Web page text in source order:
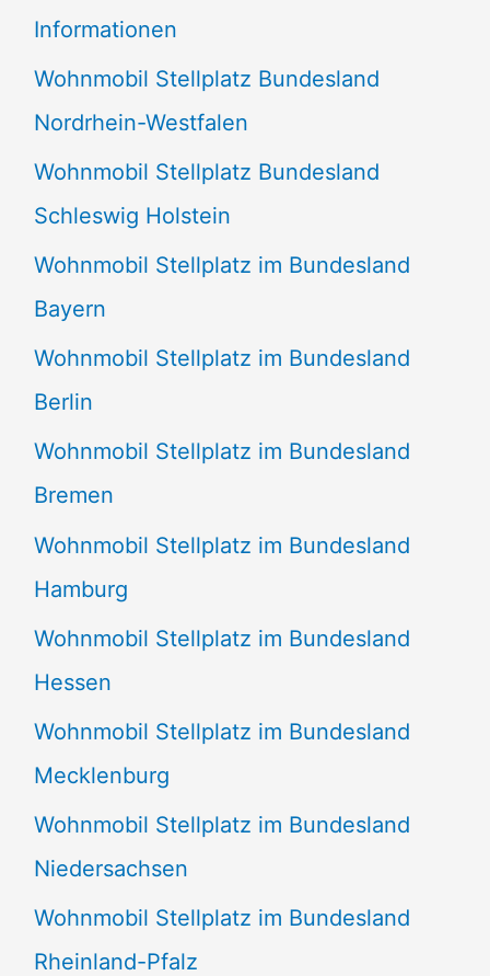
n
n
a
c
h
:
Informationen
Wohnmobil Stellplatz Bundesland
Nordrhein-Westfalen
Wohnmobil Stellplatz Bundesland
Schleswig Holstein
Wohnmobil Stellplatz im Bundesland
Bayern
Wohnmobil Stellplatz im Bundesland
Berlin
Wohnmobil Stellplatz im Bundesland
Bremen
Wohnmobil Stellplatz im Bundesland
Hamburg
Wohnmobil Stellplatz im Bundesland
Hessen
Wohnmobil Stellplatz im Bundesland
Mecklenburg
Wohnmobil Stellplatz im Bundesland
Niedersachsen
Wohnmobil Stellplatz im Bundesland
Rheinland-Pfalz